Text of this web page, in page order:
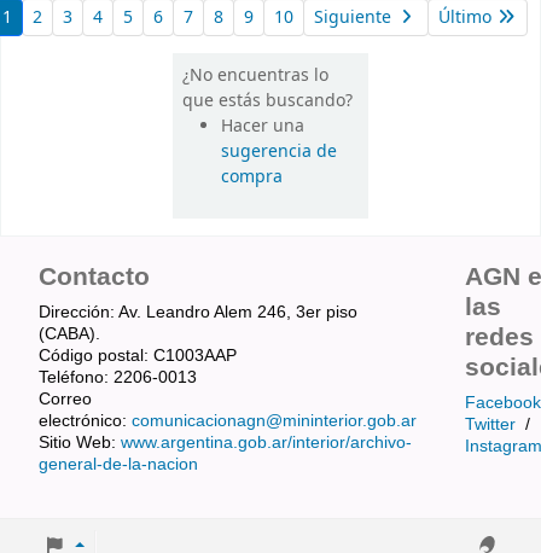
1 2 3 4 5 6 7 8 9 10 Siguiente Último
¿No encuentras lo
que estás buscando?
Hacer una
sugerencia de
compra
Contacto
Dirección: Av. Leandro Alem 246, 3er piso
(CABA).
Código postal: C1003AAP
Teléfono: 2206-0013
Correo
electrónico: comunicacionagn@mininterior.gob.ar
Sitio Web: www.argentina.gob.ar/interior/archivo-
general-de-la-nacion
AGN
las
redes
Facebook
Twitter /
Instagram